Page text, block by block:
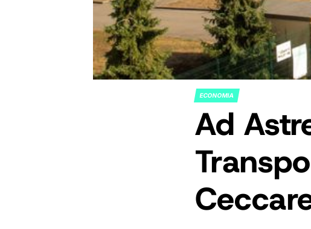
POSTED
ECONOMIA
Ad